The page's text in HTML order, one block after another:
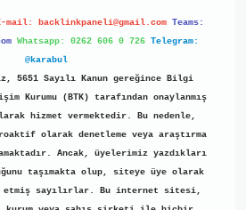
mail: backlinkpaneli@gmail.com Teams:
Whatsapp: 0262 606 0 726 Telegram:
@karabul
5651 Sayılı Kanun gereğince Bilgi
Kurumu (BTK) tarafından onaylanmış
hizmet vermektedir. Bu nedenle,
olarak denetleme veya araştırma
Ancak, üyelerimiz yazdıkları
taşımakta olup, siteye üye olarak
etmiş sayılırlar. Bu internet sitesi,